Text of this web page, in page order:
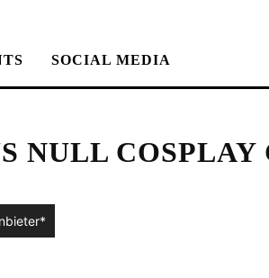
SOCIAL MEDIA
NULL COSPLAY